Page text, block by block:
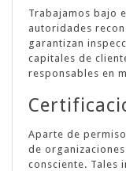
Trabajamos bajo
autoridades
garantizan
capitales de
responsables en
Aparte de
de
consciente. Tales